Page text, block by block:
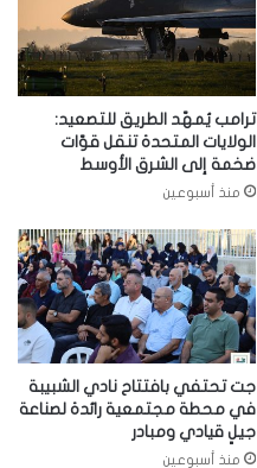
ترامب يُمهّد الطريق للتصعيد:
الولايات المتحدة تنقل قوّات
ضخمة إلى الشرق الأوسط
منذ أسبوعين
جت تحتفي بافتتاح نادي الشبيبة
في محطة مجتمعية رائدة لصناعة
جيلٍ قيادي ومبادر
منذ أسبوعين